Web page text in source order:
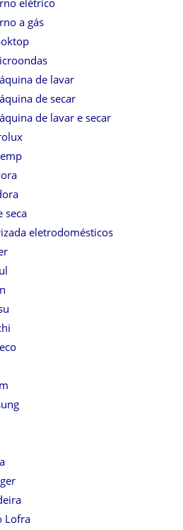
elétrico
a gás
de lavar
de secar
de lavar e secar
seca
eletrodomésticos
Lofra